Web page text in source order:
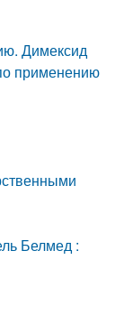
Димексид
применению
Белмед :